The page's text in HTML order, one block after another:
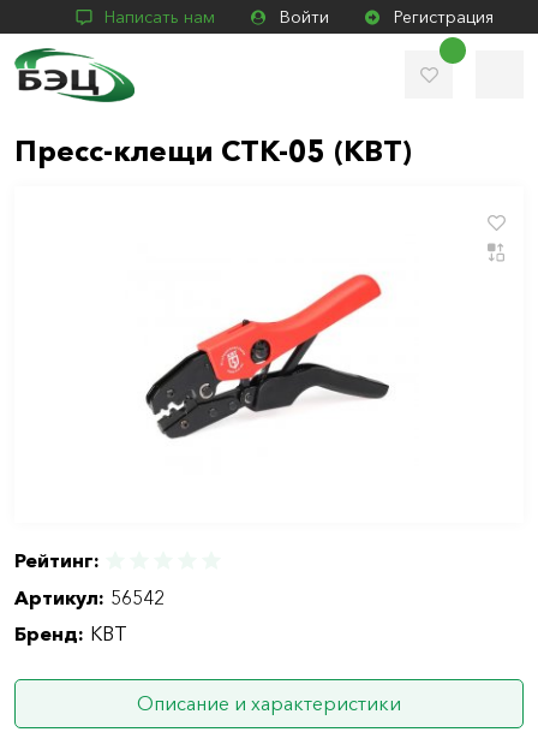
Написать нам Войти Регистрация
Пресс-клещи CTK-05 (КВТ)
Рейтинг:
Артикул: 56542
Бренд: КВТ
Описание и характеристики